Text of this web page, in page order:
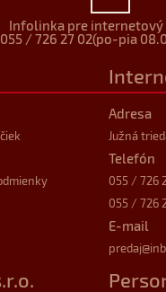
Infolinka pre internetový
055 / 726 27 02(po-pia
Adresa
Južná
Telefón
055 / 726
055 / 726
E-mail
predaj